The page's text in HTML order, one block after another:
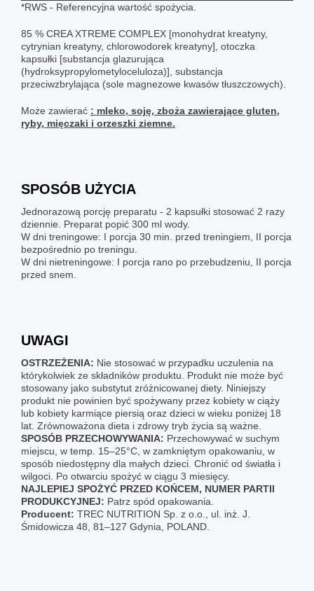
*RWS - Referencyjna wartość spożycia.
85 % CREA XTREME COMPLEX [monohydrat kreatyny,
cytrynian kreatyny, chlorowodorek kreatyny], otoczka
kapsułki [substancja glazurująca
(hydroksypropylometyloceluloza)], substancja
przeciwzbrylająca (sole magnezowe kwasów tłuszczowych).
Może zawierać : mleko, soję, zboża zawierające gluten,
ryby, mięczaki i orzeszki ziemne.
SPOSÓB UŻYCIA
Jednorazową porcję preparatu - 2 kapsułki stosować 2 razy
dziennie. Preparat popić 300 ml wody.
W dni treningowe: I porcja 30 min. przed treningiem, II porcja
bezpośrednio po treningu.
W dni nietreningowe: I porcja rano po przebudzeniu, II porcja
przed snem.
UWAGI
OSTRZEŻENIA: Nie stosować w przypadku uczulenia na
którykolwiek ze składników produktu. Produkt nie może być
stosowany jako substytut zróżnicowanej diety. Niniejszy
produkt nie powinien być spożywany przez kobiety w ciąży
lub kobiety karmiące piersią oraz dzieci w wieku poniżej 18
lat. Zrównoważona dieta i zdrowy tryb życia są ważne.
SPOSÓB PRZECHOWYWANIA: Przechowywać w suchym
miejscu, w temp. 15–25°C, w zamkniętym opakowaniu, w
sposób niedostępny dla małych dzieci. Chronić od światła i
wilgoci. Po otwarciu spożyć w ciągu 3 miesięcy.
NAJLEPIEJ SPOŻYĆ PRZED KOŃCEM, NUMER PARTII
PRODUKCYJNEJ: Patrz spód opakowania.
Producent: TREC NUTRITION Sp. z o.o., ul. inż. J.
Śmidowicza 48, 81‒127 Gdynia, POLAND.